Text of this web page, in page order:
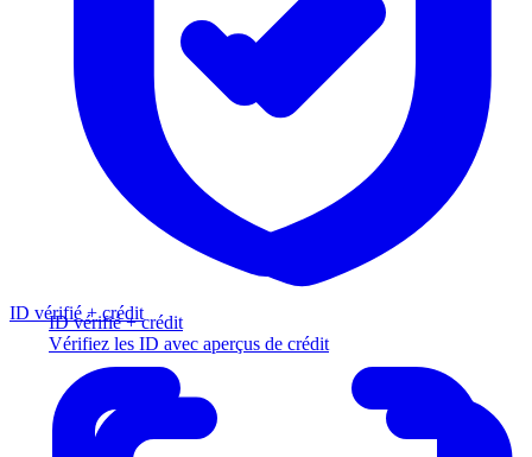
ID vérifié + crédit
Vérifiez les ID avec aperçus de crédit
ID vérifié + crédit